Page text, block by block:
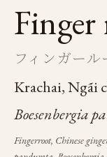
フィンガール
Krachai, Ngãi
Boesenbergia
Fingerroot, Chinese